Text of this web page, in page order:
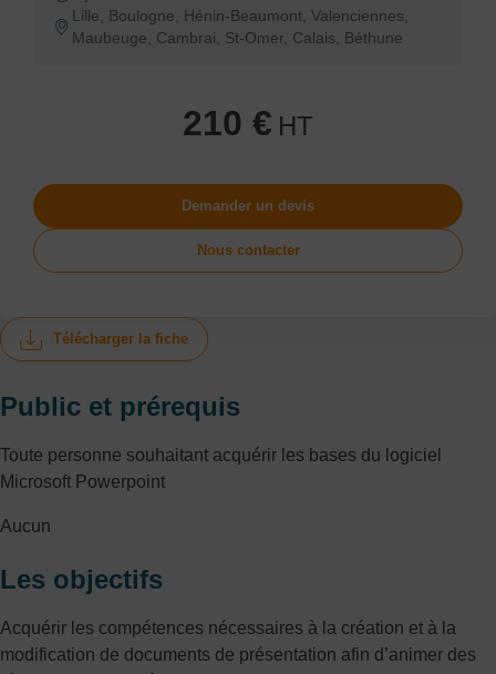
Télécharger la fiche
Public et prérequis
Toute personne souhaitant acquérir les bases du logiciel
Microsoft Powerpoint
Aucun
Les objectifs
Acquérir les compétences nécessaires à la création et à la
modification de documents de présentation afin d’animer des
Lille, Boulogne, Hénin-Beaumont, Valenciennes,
Maubeuge, Cambrai, St-Omer, Calais, Béthune
210 € HT
Demander un devis
Nous contacter